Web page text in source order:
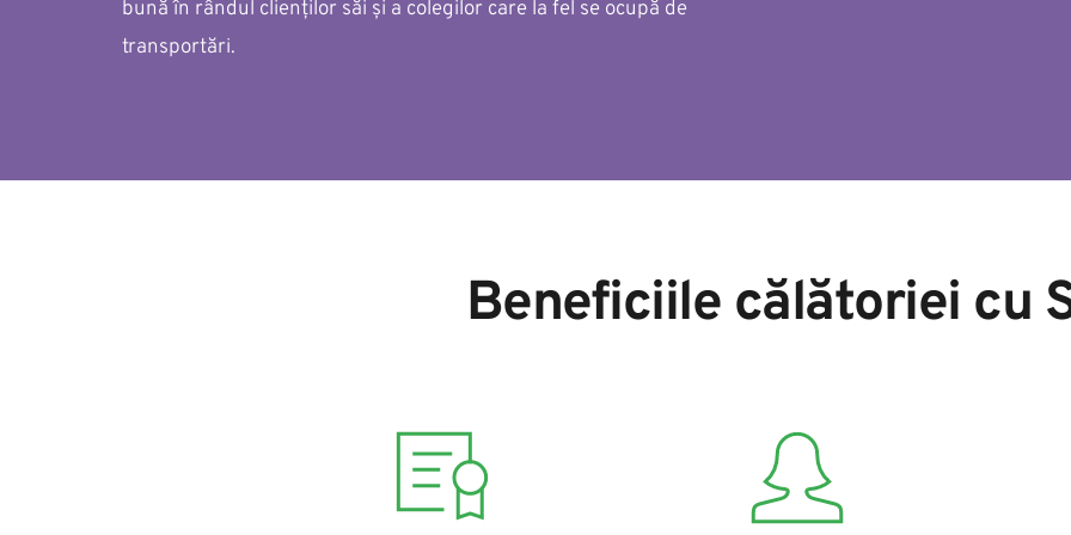
bună în rândul clienților săi și a colegilor care la fel se ocupă de
transportări.
Beneficiile călătoriei cu